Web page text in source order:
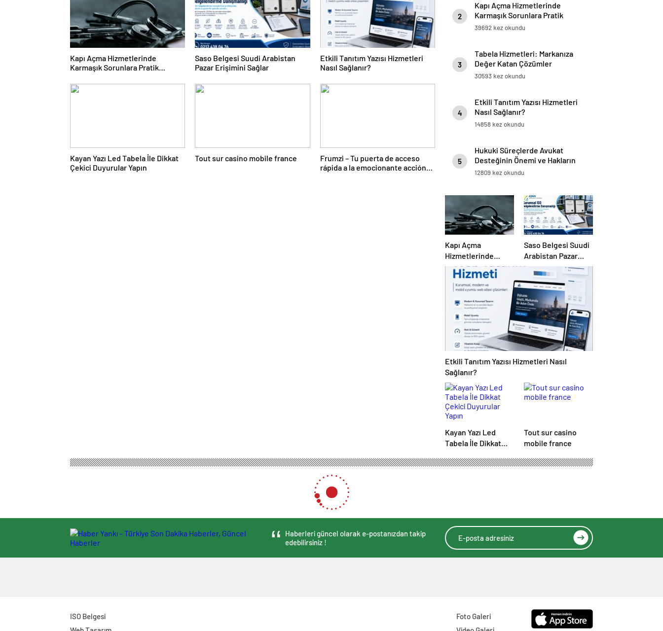
Kapı Açma Hizmetlerinde
Karmaşık Sorunlara Pratik
Saso Belgesi Suudi Arabistan
Pazar Erişimini Sağlar
Etkili Tanıtım Yazısı Hizmetleri
Nasıl Sağlanır?
Kayan Yazı Led Tabela İle Dikkat
Çekici Duyurular Yapın
Tout sur casino mobile france
Frumzi – Tu puerta de acceso
rápida a la emocionante acción
2
Kapı Açma Hizmetlerinde
Karmaşık Sorunlara Pratik
Çözümler
39692 kez okundu
3
Tabela Hizmetleri: Markanıza
Değer Katan Çözümler
30593 kez okundu
4
Etkili Tanıtım Yazısı Hizmetleri
Nasıl Sağlanır?
14858 kez okundu
5
Hukuki Süreçlerde Avukat
Desteğinin Önemi ve Hakların
Korunması
12809 kez okundu
Kapı Açma
Hizmetlerinde
Karmaşık Sorunlara
Pratik Çözümler
Saso Belgesi Suudi
Arabistan Pazar
Erişimini Sağlar
Etkili Tanıtım Yazısı Hizmetleri Nasıl
Sağlanır?
Kayan Yazı Led
Tabela İle Dikkat
Yapın
Tout sur casino
mobile france
Haberleri güncel olarak e-postanızdan takip
edebilirsiniz !
ISO Belgesi
Foto Galeri